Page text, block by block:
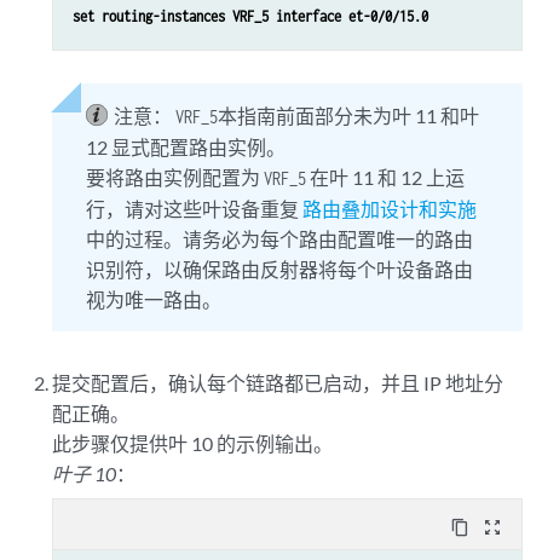
set routing-instances VRF_5 interface et-0/0/15.0
注意： VRF_5本指南前面部分未为叶 11 和叶
12 显式配置路由实例。
要将路由实例配置为VRF_5在叶 11 和 12 上运
行，请对这些叶设备重复 路由叠加设计和实施
中的过程。请务必为每个路由配置唯一的路由
识别符，以确保路由反射器将每个叶设备路由
视为唯一路由。
提交配置后，确认每个链路都已启动，并且 IP 地址分
配正确。
此步骤仅提供叶 10 的示例输出。
叶子 10：
content_copy zoom_out_map